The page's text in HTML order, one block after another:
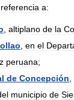
referencia a:
altiplano de la
en el
peruana;
de Concepción
municipio de